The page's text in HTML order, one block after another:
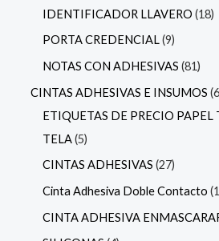
IDENTIFICADOR LLAVERO 18
PORTA CREDENCIAL 9
NOTAS CON ADHESIVAS 81
CINTAS ADHESIVAS E INSUMOS
ETIQUETAS DE PRECIO
TELA 5
CINTAS ADHESIVAS 27
Cinta Adhesiva Doble Contacto
CINTA ADHESIVA